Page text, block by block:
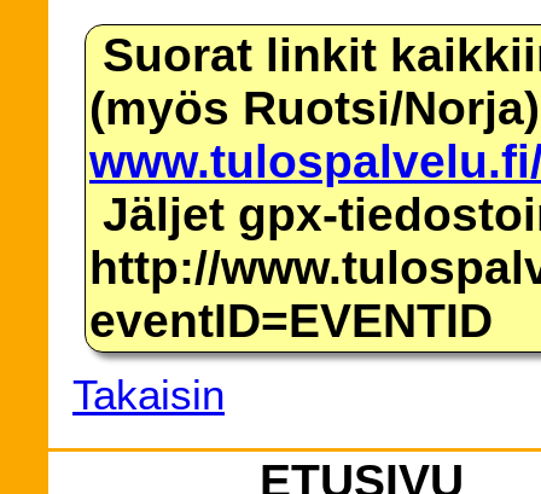
Suorat linkit
(myös Ruotsi/Norja)
Jäljet gpx-
http://
eventID=EVENTID
Takaisin
ETUSIVU